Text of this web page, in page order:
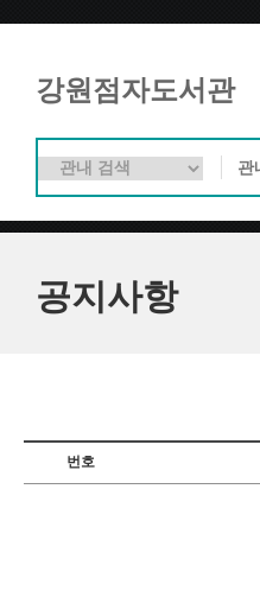
강원점자도서관
공지사항
번호